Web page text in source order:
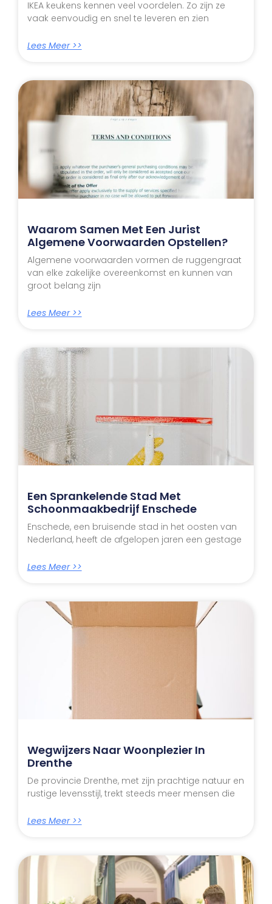
IKEA keukens kennen veel voordelen. Zo zijn ze
vaak eenvoudig en snel te leveren en zien
Lees Meer >>
Waarom Samen Met Een Jurist
Algemene Voorwaarden Opstellen?
Algemene voorwaarden vormen de ruggengraat
van elke zakelijke overeenkomst en kunnen van
groot belang zijn
Lees Meer >>
Een Sprankelende Stad Met
Schoonmaakbedrijf Enschede
Enschede, een bruisende stad in het oosten van
Nederland, heeft de afgelopen jaren een gestage
Lees Meer >>
Wegwijzers Naar Woonplezier In
Drenthe
De provincie Drenthe, met zijn prachtige natuur en
rustige levensstijl, trekt steeds meer mensen die
Lees Meer >>